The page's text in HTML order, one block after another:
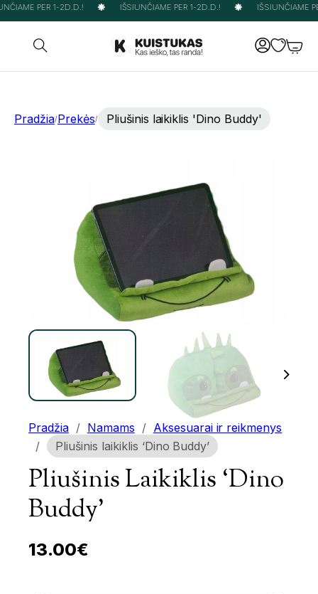
PER 1-2D.D.! IŠSIUNČIAME PER 1-2D.D.! IŠSIUNČIAME
Pradžia/Prekės/ Pliušinis laikiklis 'Dino Buddy'
Pradžia / Namams / Aksesuarai ir reikmenys
/
Pliušinis laikiklis ‘Dino Buddy’
Pliušinis Laikiklis ‘Dino
Buddy’
13.00€